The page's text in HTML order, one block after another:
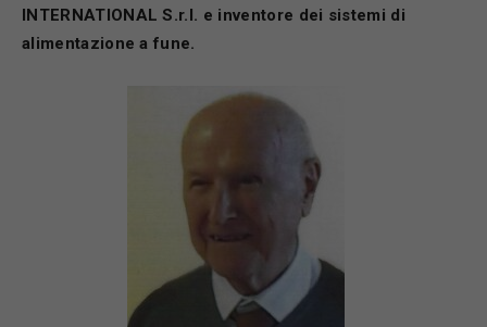
INTERNATIONAL S.r.l. e inventore dei sistemi di
alimentazione a fune.